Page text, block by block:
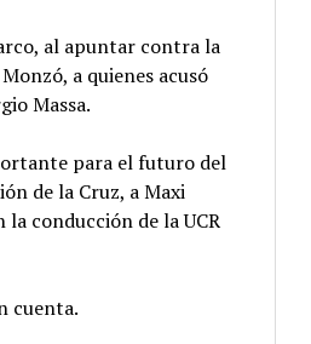
al apuntar contra la
a quienes acusó
Massa.
para el futuro del
de la Cruz, a Maxi
la conducción de la UCR
cuenta.